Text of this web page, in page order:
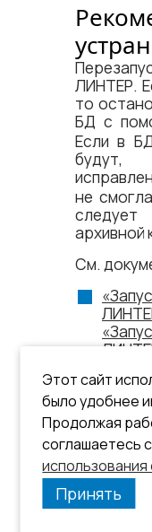
ЛИНТЕР.
то
БД с
Если в
будут,
не
следует
архивной
См.
Этот сайт
было удобнее
Продолжая
соглашаетесь
Принять